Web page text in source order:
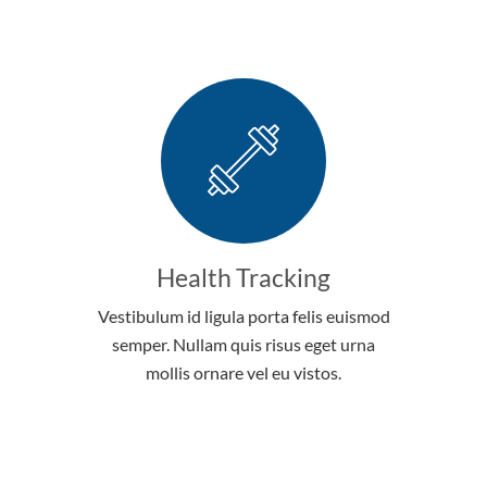
Health Tracking
Vestibulum id ligula porta felis euismod
semper. Nullam quis risus eget urna
mollis ornare vel eu vistos.